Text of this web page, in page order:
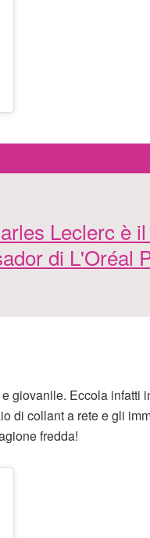
Leclerc è
di L'Oréal
giovanile. Eccola infatti
di collant a rete e gli
fredda!